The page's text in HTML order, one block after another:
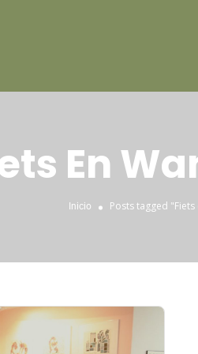
En
Inicio Posts tagged